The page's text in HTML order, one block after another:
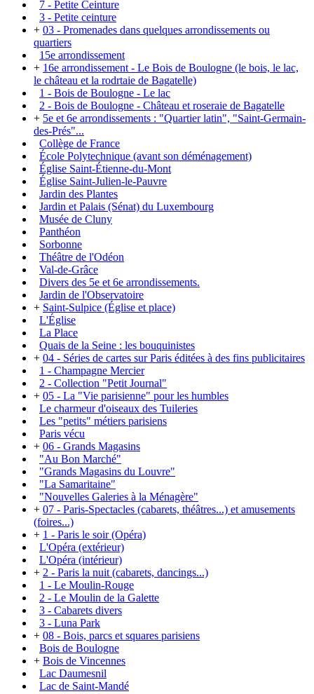
7 - Petite Ceinture
3 - Petite ceinture
+ 03 - Promenades dans quelques arrondissements ou
quartiers
15e arrondissement
+ 16e arrondissement - Le Bois de Boulogne (le bois, le lac,
le château et la rodrtaie de Bagatelle)
1 - Bois de Boulogne - Le lac
2 - Bois de Boulogne - Château et roseraie de Bagatelle
+ 5e et 6e arrondissements : "Quartier latin", "Saint-Germain-
des-Prés"...
Collège de France
École Polytechnique (avant son déménagement)
Église Saint-Étienne-du-Mont
Église Saint-Julien-le-Pauvre
Jardin des Plantes
Jardin et Palais (Sénat) du Luxembourg
Musée de Cluny
Panthéon
Sorbonne
Théâtre de l'Odéon
Val-de-Grâce
Divers des 5e et 6e arrondissements.
Jardin de l'Observatoire
+ Saint-Sulpice (Église et place)
L'Église
La Place
Quais de la Seine : les bouquinistes
+ 04 - Séries de cartes sur Paris éditées à des fins publicitaires
1 - Champagne Mercier
2 - Collection "Petit Journal"
+ 05 - La "Vie parisienne" pour les humbles
Le charmeur d'oiseaux des Tuileries
Les "petits" métiers parisiens
Paris vécu
+ 06 - Grands Magasins
"Au Bon Marché"
"Grands Magasins du Louvre"
"La Samaritaine"
"Nouvelles Galeries à la Ménagère"
+ 07 - Paris-Spectacles (cabarets, théâtres...) et amusements
(foires...)
+ 1 - Paris le soir (Opéra)
L'Opéra (extérieur)
L'Opéra (intérieur)
+ 2 - Paris la nuit (cabarets, dancings...)
1 - Le Moulin-Rouge
2 - Le Moulin de la Galette
3 - Cabarets divers
3 - Luna Park
+ 08 - Bois, parcs et squares parisiens
Bois de Boulogne
+ Bois de Vincennes
Lac Daumesnil
Lac de Saint-Mandé